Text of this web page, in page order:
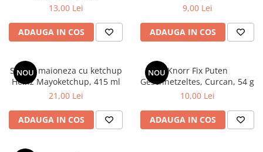
13,00 Lei
ADAUGA IN COS
9,00 Lei
ADAUGA IN COS
NOU
Sos de maioneza cu ketchup
Heinz Mayoketchup, 415 ml
21,00 Lei
ADAUGA IN COS
NOUKnorr Fix Puten
Geschnetzeltes, Curcan, 54 g
10,00 Lei
ADAUGA IN COS